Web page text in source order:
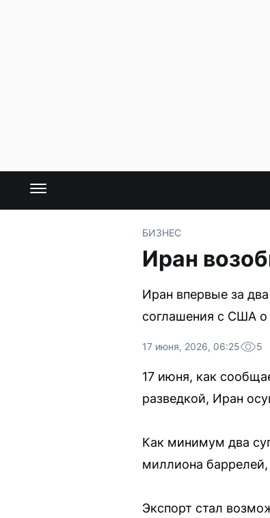
БИЗНЕС
Иран
Иран впервые за
соглашения с США
17 июня, 2026, 06:25 5
17 июня, как
разведкой, Иран
Как минимум два
миллиона
Экспорт стал